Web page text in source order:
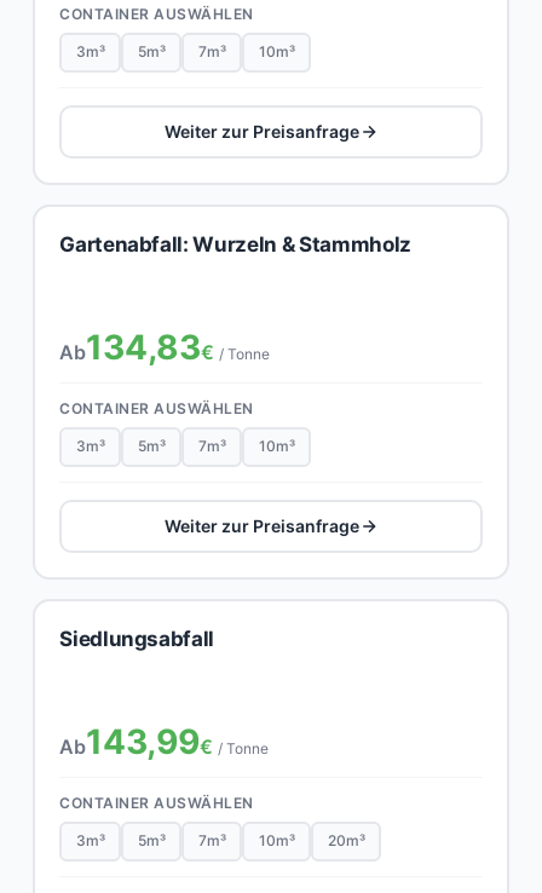
CONTAINER AUSWÄHLEN
3m³ 5m³ 7m³ 10m³
Weiter zur Preisanfrage
Gartenabfall: Wurzeln & Stammholz
Ab134,83€ / Tonne
CONTAINER AUSWÄHLEN
3m³ 5m³ 7m³ 10m³
Weiter zur Preisanfrage
Siedlungsabfall
Ab143,99€ / Tonne
CONTAINER AUSWÄHLEN
3m³ 5m³ 7m³ 10m³ 20m³